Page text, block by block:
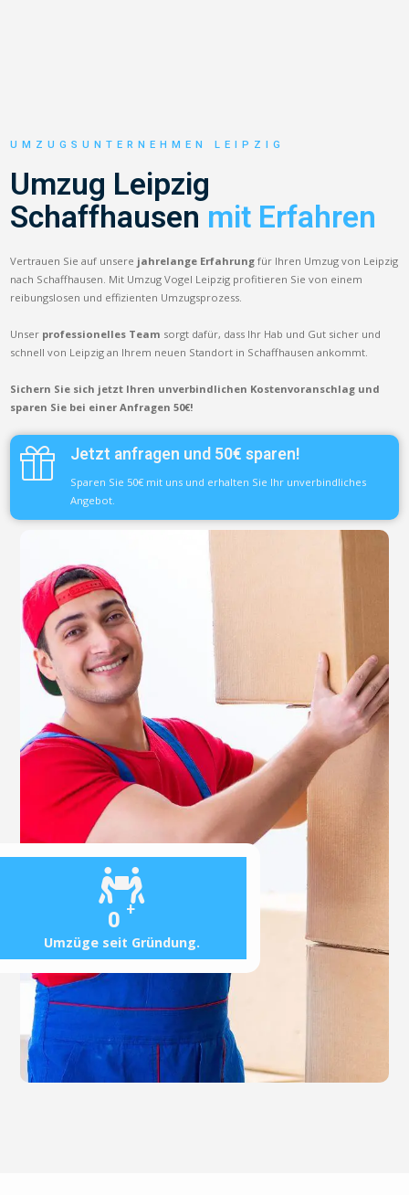
0 +
Umzüge seit Gründung.
UMZUGSUNTERNEHMEN LEIPZIG
Umzug Leipzig
Schaffhausen mit Erfahren
Vertrauen Sie auf unsere jahrelange Erfahrung für Ihren Umzug von Leipzig
nach Schaffhausen. Mit Umzug Vogel Leipzig profitieren Sie von einem
reibungslosen und effizienten Umzugsprozess.
Unser professionelles Team sorgt dafür, dass Ihr Hab und Gut sicher und
schnell von Leipzig an Ihrem neuen Standort in Schaffhausen ankommt.
Sichern Sie sich jetzt Ihren unverbindlichen Kostenvoranschlag und
sparen Sie bei einer Anfragen 50€!
Jetzt anfragen und 50€ sparen!
Sparen Sie 50€ mit uns und erhalten Sie Ihr unverbindliches
Angebot.